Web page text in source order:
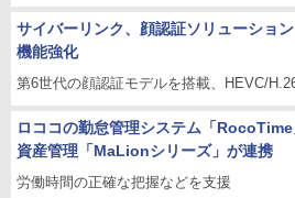
サイバーリンク、顔認証ソリューショ
機能強化
第6世代の顔認証モデルを搭載、HEVC/
ロココの勤怠管理システム「
資産管理「MaLionシリーズ」が連携
労働時間の正確な把握などを支援